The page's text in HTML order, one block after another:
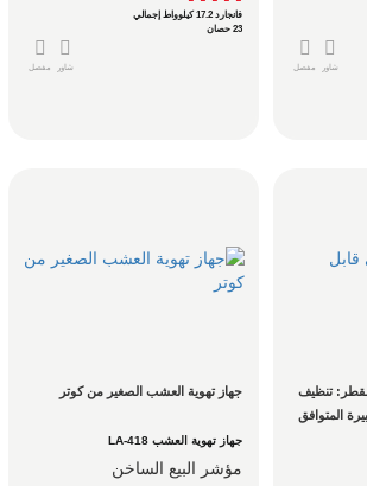
فانجارد 17.2 كيلوواط إجمالي
23 حصان
مفصل شاور مفصل شاور
جهاز تهوية العشب الصغير من كوتر
جهاز تهوية العشب LA-418
مؤشر البيع الساخن